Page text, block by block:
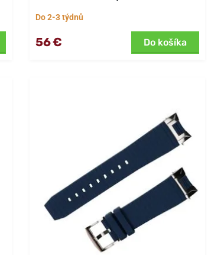
Do 2-3 týdnů
56 € Do košíka